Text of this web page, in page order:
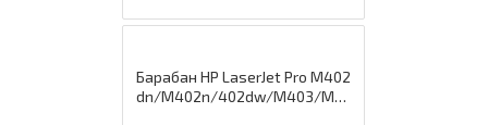
Барабан HP LaserJet Pro M402
dn/M402n/402dw/M403/MFP